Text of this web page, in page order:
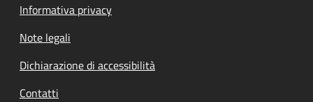
Informativa privacy
Note legali
Dichiarazione di accessibilità
Contatti